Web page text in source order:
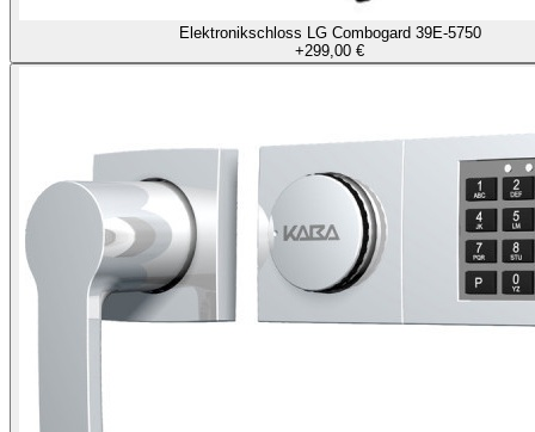
Elektronikschloss LG Combogard 39E-5750
+299,00 €